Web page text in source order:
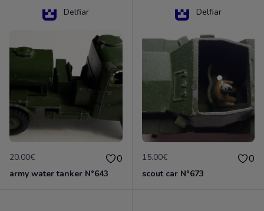
Delfiar
20.00€ 0
army water tanker N°643
Delfiar
15.00€ 0
scout car N°673